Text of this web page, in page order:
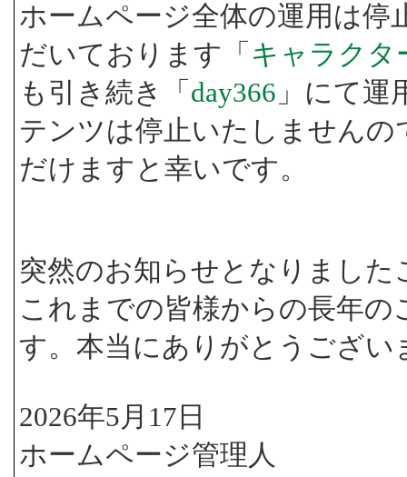
ホームページ全体の運用は停
だいております「 キャラクタ
も引き続き「 day366 」にて
テンツは停止いたしません
だけますと幸いです。
突然のお知らせとなりまし
これまでの皆様からの長年
す。本当にありがとうござい
2026年5月17日
ホームページ管理人